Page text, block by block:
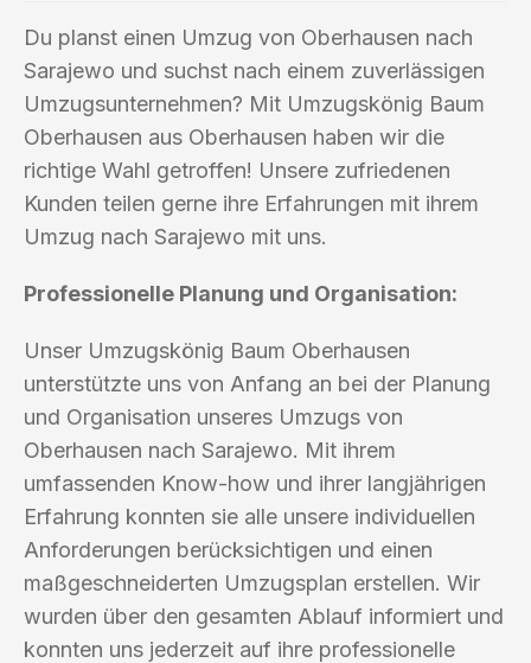
Du planst einen Umzug von Oberhausen nach
Sarajewo und suchst nach einem zuverlässigen
Umzugsunternehmen? Mit Umzugskönig Baum
Oberhausen aus Oberhausen haben wir die
richtige Wahl getroffen! Unsere zufriedenen
Kunden teilen gerne ihre Erfahrungen mit ihrem
Umzug nach Sarajewo mit uns.
Professionelle Planung und Organisation:
Unser Umzugskönig Baum Oberhausen
unterstützte uns von Anfang an bei der Planung
und Organisation unseres Umzugs von
Oberhausen nach Sarajewo. Mit ihrem
umfassenden Know-how und ihrer langjährigen
Erfahrung konnten sie alle unsere individuellen
Anforderungen berücksichtigen und einen
maßgeschneiderten Umzugsplan erstellen. Wir
wurden über den gesamten Ablauf informiert und
konnten uns jederzeit auf ihre professionelle